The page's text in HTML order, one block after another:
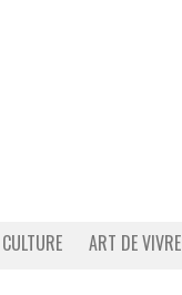
CULTURE ART DE VIVRE